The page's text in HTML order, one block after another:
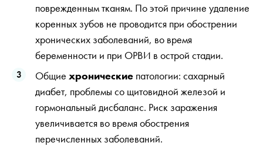
поврежденным тканям. По этой причине удаление
коренных зубов не проводится при обострении
хронических заболеваний, во время
беременности и при ОРВИ в острой стадии.
Общие хронические патологии: сахарный
диабет, проблемы со щитовидной железой и
гормональный дисбаланс. Риск заражения
увеличивается во время обострения
перечисленных заболеваний.